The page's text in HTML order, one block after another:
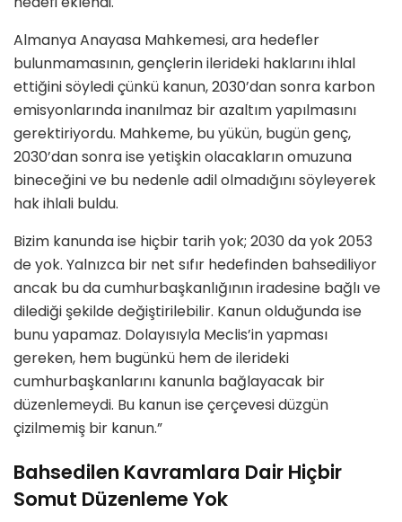
Almanya Anayasa Mahkemesi, ara hedefler
bulunmamasının, gençlerin ilerideki haklarını ihlal
ettiğini söyledi çünkü kanun, 2030’dan sonra karbon
emisyonlarında inanılmaz bir azaltım yapılmasını
gerektiriyordu. Mahkeme, bu yükün, bugün genç,
2030’dan sonra ise yetişkin olacakların omuzuna
bineceğini ve bu nedenle adil olmadığını söyleyerek
hak ihlali buldu.
Bizim kanunda ise hiçbir tarih yok; 2030 da yok 2053
de yok. Yalnızca bir net sıfır hedefinden bahsediliyor
ancak bu da cumhurbaşkanlığının iradesine bağlı ve
dilediği şekilde değiştirilebilir. Kanun olduğunda ise
bunu yapamaz. Dolayısıyla Meclis’in yapması
gereken, hem bugünkü hem de ilerideki
cumhurbaşkanlarını kanunla bağlayacak bir
düzenlemeydi. Bu kanun ise çerçevesi düzgün
çizilmemiş bir kanun.”
Bahsedilen Kavramlara Dair Hiçbir
Somut Düzenleme Yok